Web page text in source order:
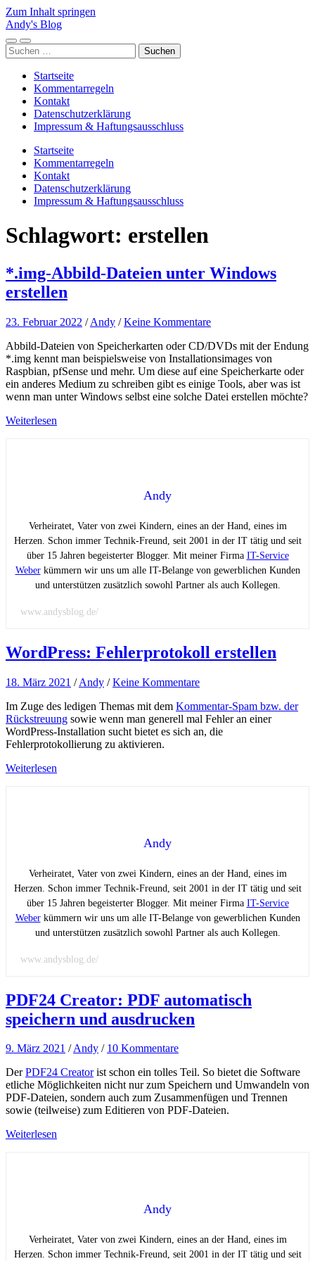
Zum Inhalt springen
Andy's Blog
Mobile-
Menü
Suchfeld
ein-/ausblenden
Suchen
nach:
Startseite
Kommentarregeln
Kontakt
Datenschutzerklärung
Impressum & Haftungsausschluss
Startseite
Kommentarregeln
Kontakt
Datenschutzerklärung
Impressum & Haftungsausschluss
Schlagwort: erstellen
*.img-Abbild-Dateien unter Windows
erstellen
23. Februar 2022 /Andy /Keine Kommentare
Abbild-Dateien von Speicherkarten oder CD/DVDs mit der Endung
*.img kennt man beispielsweise von Installationsimages von
Raspbian, pfSense und mehr. Um diese auf eine Speicherkarte oder
ein anderes Medium zu schreiben gibt es einige Tools, aber was ist
wenn man unter Windows selbst eine solche Datei erstellen möchte?
Weiterlesen
Andy
Verheiratet, Vater von zwei Kindern, eines an der Hand, eines im
Herzen. Schon immer Technik-Freund, seit 2001 in der IT tätig und seit
über 15 Jahren begeisterter Blogger. Mit meiner Firma IT-Service
Weberkümmern wir uns um alle IT-Belange von gewerblichen Kunden
und unterstützen zusätzlich sowohl Partner als auch Kollegen.
www.andysblog.de/
WordPress: Fehlerprotokoll erstellen
18. März 2021 /Andy /Keine Kommentare
Im Zuge des ledigen Themas mit dem Kommentar-Spam bzw. der
Rückstreuung sowie wenn man generell mal Fehler an einer
WordPress-Installation sucht bietet es sich an, die
Fehlerprotokollierung zu aktivieren.
Weiterlesen
Andy
Verheiratet, Vater von zwei Kindern, eines an der Hand, eines im
Herzen. Schon immer Technik-Freund, seit 2001 in der IT tätig und seit
über 15 Jahren begeisterter Blogger. Mit meiner Firma IT-Service
Weberkümmern wir uns um alle IT-Belange von gewerblichen Kunden
und unterstützen zusätzlich sowohl Partner als auch Kollegen.
www.andysblog.de/
PDF24 Creator: PDF automatisch
speichern und ausdrucken
9. März 2021 /Andy / 10 Kommentare
DerPDF24 Creatorist schon ein tolles Teil. So bietet die Software
etliche Möglichkeiten nicht nur zum Speichern und Umwandeln von
PDF-Dateien, sondern auch zum Zusammenfügen und Trennen
sowie (teilweise) zum Editieren von PDF-Dateien.
Weiterlesen
Andy
Verheiratet, Vater von zwei Kindern, eines an der Hand, eines im
Herzen. Schon immer Technik-Freund, seit 2001 in der IT tätig und seit